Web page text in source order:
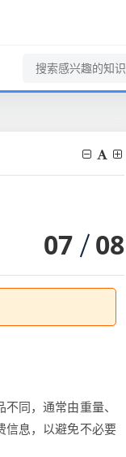
07 08
同，通常由重量、
信息，以避免不必要